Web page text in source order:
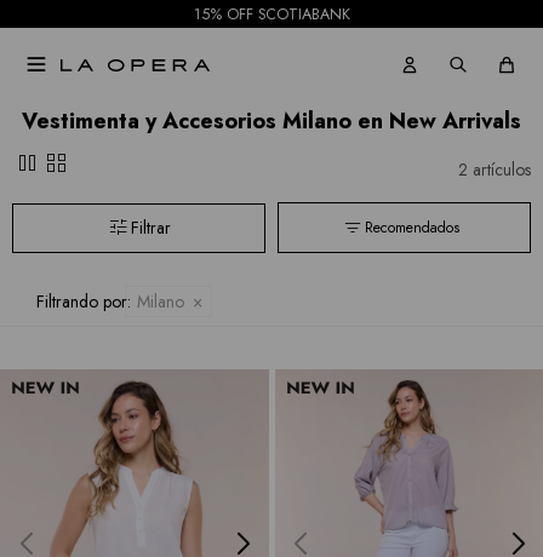
15% OFF SCOTIABANK

Vestimenta y Accesorios Milano en New Arrivals
pause grid_view 2 artículos
Recomendados
Filtrando por: Milano
Jeans
Faldas
Mallas
Sioni
Air
BCBGMAXAZRIA
Todas